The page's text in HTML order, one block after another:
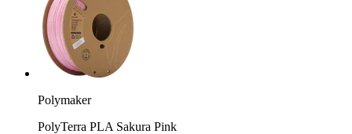
Polymaker
PolyTerra PLA Sakura Pink